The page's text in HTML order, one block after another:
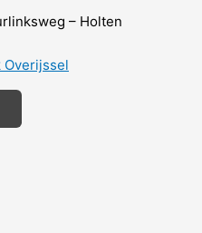
– Holten
Overijssel